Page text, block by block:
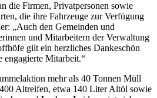
die Firmen, Privatpersonen sowie
die ihre Fahrzeuge zur Verfügung
„Auch den Gemeinden und
und Mitarbeitern der Verwaltung
gilt ein herzliches Dankeschön
engagierte Mitarbeit.“
mehr als 40 Tonnen Müll
Altreifen, etwa 140 Liter Altöl sowie